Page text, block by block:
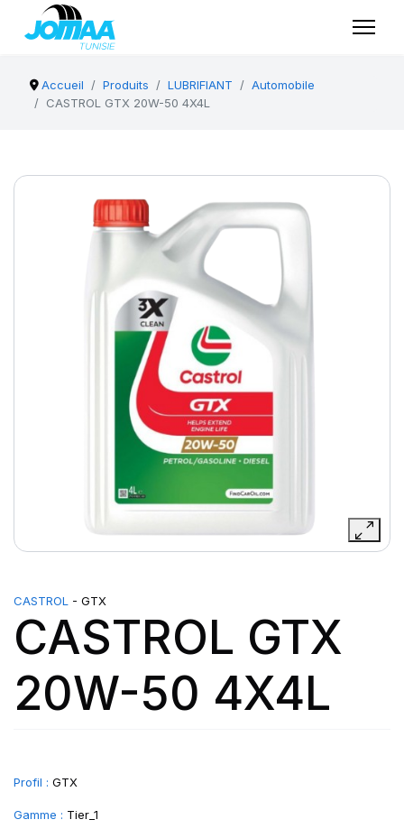
Accueil Produits LUBRIFIANT
Automobile
CASTROL GTX 20W-50 4X4L
CASTROL - GTX
CASTROL GTX
20W-50 4X4L
Profil : GTX
Gamme : Tier_1